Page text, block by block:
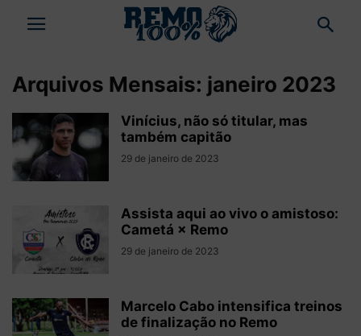
Arquivos Mensais: janeiro 2023
Vinícius, não só titular, mas
também capitão
29 de janeiro de 2023
Assista aqui ao vivo o amistoso:
Cametá × Remo
29 de janeiro de 2023
Marcelo Cabo intensifica treinos
de finalização no Remo